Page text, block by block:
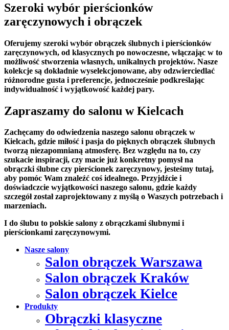
Szeroki wybór pierścionków
zaręczynowych i obrączek
Oferujemy szeroki wybór obrączek ślubnych i pierścionków
zaręczynowych, od klasycznych po nowoczesne, włączając w to
możliwość stworzenia własnych, unikalnych projektów. Nasze
kolekcje są dokładnie wyselekcjonowane, aby odzwierciedlać
różnorodne gusta i preferencje, jednocześnie podkreślając
indywidualność i wyjątkowość każdej pary.
Zapraszamy do salonu w Kielcach
Zachęcamy do odwiedzenia naszego salonu obrączek w
Kielcach, gdzie miłość i pasja do pięknych obrączek ślubnych
tworzą niezapomnianą atmosferę. Bez względu na to, czy
szukacie inspiracji, czy macie już konkretny pomysł na
obrączki ślubne czy pierścionek zaręczynowy, jesteśmy tutaj,
aby pomóc Wam znaleźć coś idealnego. Przyjdźcie i
doświadczcie wyjątkowości naszego salonu, gdzie każdy
szczegół został zaprojektowany z myślą o Waszych potrzebach i
marzeniach.
I do ślubu to polskie salony z obrączkami ślubnymi i
pierścionkami zaręczynowymi.
Nasze salony
Salon obrączek Warszawa
Salon obrączek Kraków
Salon obrączek Kielce
Produkty
Obrączki klasyczne